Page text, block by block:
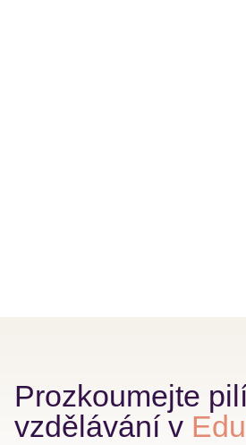
Prozkoumejte
vzdělávání v